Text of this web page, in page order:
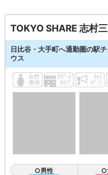
TOKYO SHARE 志村
日比谷・大手町へ通勤圏の駅
ウス
○男性 ○